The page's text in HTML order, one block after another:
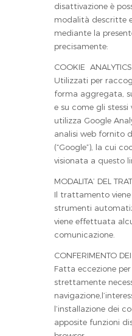
disattivazione è
modalità descritte
mediante la
precisamente:
COOKIE ANALYTICS
Utilizzati per
forma aggregata,
e su come gli stessi
utilizza Google
analisi web fornito
(“Google”), la cui
visionata a questo
MODALITA’ DEL
Il trattamento
strumenti
viene effettuata
comunicazione.
CONFERIMENTO
Fatta eccezione
strettamente
l’installazione dei
apposite funzioni